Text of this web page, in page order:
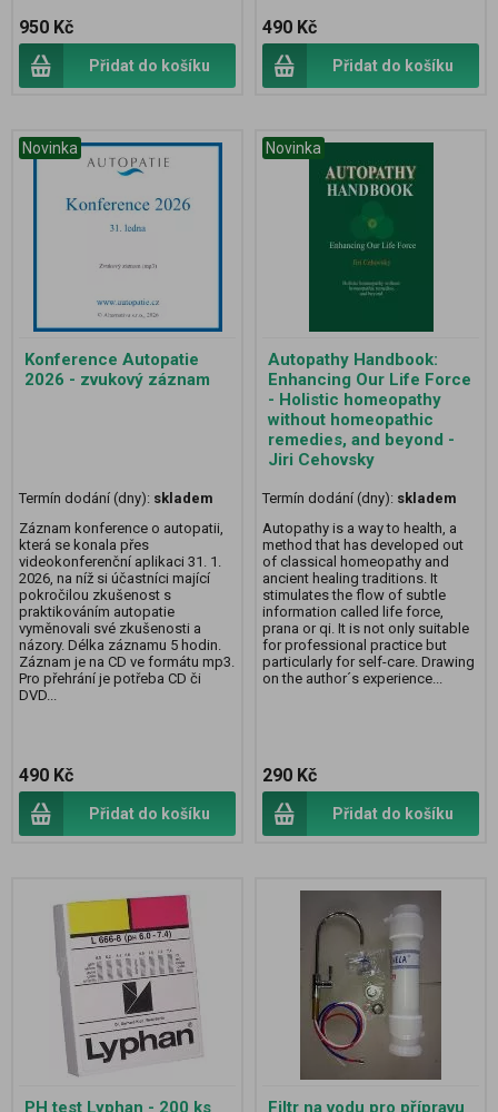
950 Kč
Přidat do košíku
490 Kč
Přidat do košíku
Novinka
Konference Autopatie
2026 - zvukový záznam
Termín dodání (dny): skladem
Záznam konference o autopatii,
která se konala přes
videokonferenční aplikaci 31. 1.
2026, na níž si účastníci mající
pokročilou zkušenost s
praktikováním autopatie
vyměnovali své zkušenosti a
názory. Délka záznamu 5 hodin.
Záznam je na CD ve formátu mp3.
Pro přehrání je potřeba CD či
DVD...
490 Kč
Přidat do košíku
Novinka
Autopathy Handbook:
Enhancing Our Life Force
- Holistic homeopathy
without homeopathic
remedies, and beyond -
Jiri Cehovsky
Termín dodání (dny): skladem
Autopathy is a way to health, a
method that has developed out
of classical homeopathy and
ancient healing traditions. It
stimulates the flow of subtle
information called life force,
prana or qi. It is not only suitable
for professional practice but
particularly for self-care. Drawing
on the author´s experience...
290 Kč
Přidat do košíku
PH test Lyphan - 200 ks Filtr na vodu pro přípravu